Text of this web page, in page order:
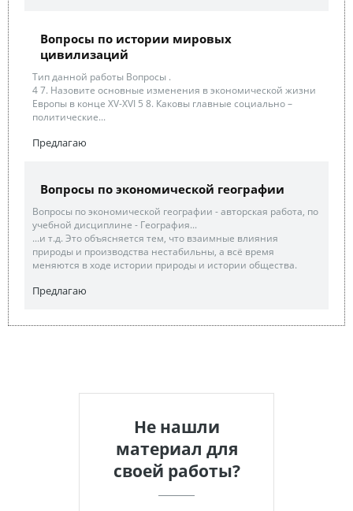
Вопросы по истории мировых
цивилизаций
Тип данной работы Вопросы .
4 7. Назовите основные изменения в экономической жизни
Европы в конце XV-XVI 5 8. Каковы главные социально –
политические...
Предлагаю
Вопросы по экономической географии
Вопросы по экономической географии - авторская работа, по
учебной дисциплине - География...
...и т.д. Это объясняется тем, что взаимные влияния
природы и производства нестабильны, а всё время
меняются в ходе истории природы и истории общества.
Предлагаю
Не нашли
материал для
своей работы?